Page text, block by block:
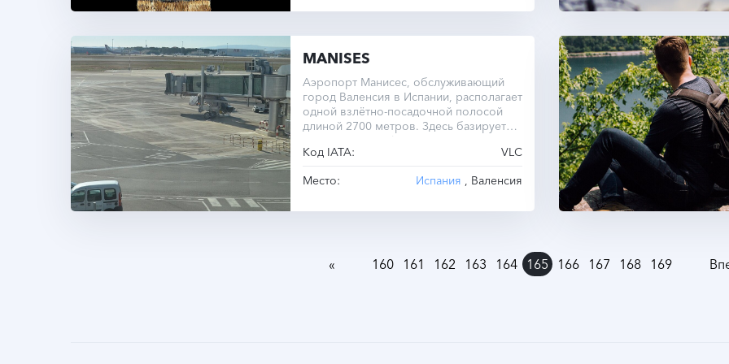
MANISES
Аэропорт Манисес, обслуживающий
город Валенсия в Испании, располагает
одной взлётно-посадочной полосой
длиной 2700 метров. Здесь базируется
Код IATA:
VLC
Место:
Испания , Валенсия
« 160 161 162 163 164 165 166 167 168 169